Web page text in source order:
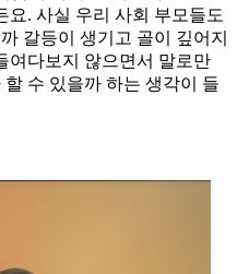
요. 사실 우리 사회 부모들도
갈등이 생기고 골이 깊어지
여다보지 않으면서 말로만
수 있을까 하는 생각이 들